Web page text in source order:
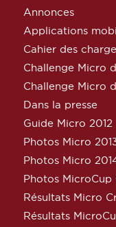
Annonces
Applications
Cahier des
Challenge Micro
Challenge Micro
Dans la presse
Guide Micro 2012
Photos Micro
Photos Micro
Photos MicroCup
Résultats Micro
Résultats